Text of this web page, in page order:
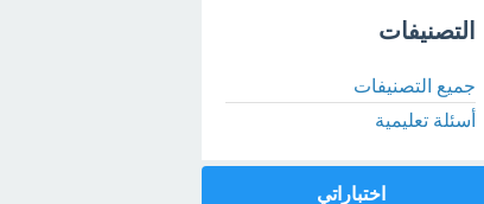
التصنيفات
جميع التصنيفات
أسئلة تعليمية
اختباراتي